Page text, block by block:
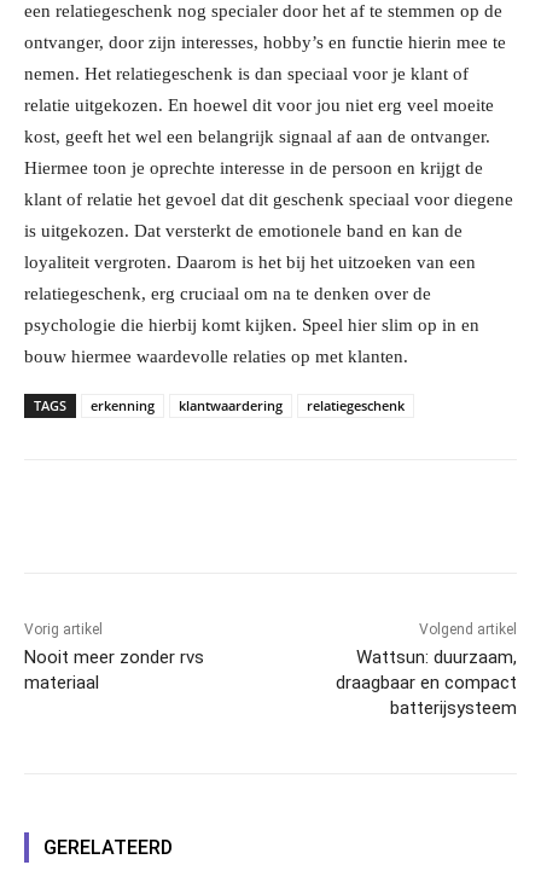
een relatiegeschenk nog specialer door het af te stemmen op de
ontvanger, door zijn interesses, hobby’s en functie hierin mee te
nemen. Het relatiegeschenk is dan speciaal voor je klant of
relatie uitgekozen. En hoewel dit voor jou niet erg veel moeite
kost, geeft het wel een belangrijk signaal af aan de ontvanger.
Hiermee toon je oprechte interesse in de persoon en krijgt de
klant of relatie het gevoel dat dit geschenk speciaal voor diegene
is uitgekozen. Dat versterkt de emotionele band en kan de
loyaliteit vergroten. Daarom is het bij het uitzoeken van een
relatiegeschenk, erg cruciaal om na te denken over de
psychologie die hierbij komt kijken. Speel hier slim op in en
bouw hiermee waardevolle relaties op met klanten.
TAGS erkenning klantwaardering relatiegeschenk
Vorig artikel
Nooit meer zonder rvs
materiaal
Volgend artikel
Wattsun: duurzaam,
draagbaar en compact
batterijsysteem
GERELATEERD